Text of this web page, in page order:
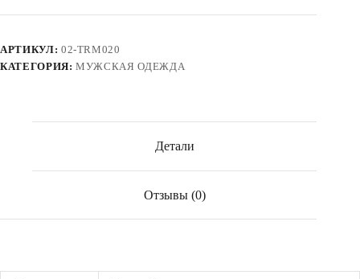
АРТИКУЛ: 02-TRM020
КАТЕГОРИЯ:МУЖСКАЯ ОДЕЖДА
Детали
Отзывы (0)